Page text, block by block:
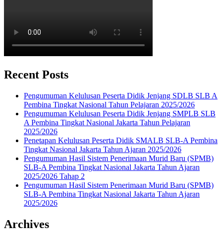
Recent Posts
Pengumuman Kelulusan Peserta Didik Jenjang SDLB SLB A
Pembina Tingkat Nasional Tahun Pelajaran 2025/2026
Pengumuman Kelulusan Peserta Didik Jenjang SMPLB SLB
A Pembina Tingkat Nasional Jakarta Tahun Pelajaran
2025/2026
Penetapan Kelulusan Peserta Didik SMALB SLB-A Pembina
Tingkat Nasional Jakarta Tahun Ajaran 2025/2026
Pengumuman Hasil Sistem Penerimaan Murid Baru (SPMB)
SLB-A Pembina Tingkat Nasional Jakarta Tahun Ajaran
2025/2026 Tahap 2
Pengumuman Hasil Sistem Penerimaan Murid Baru (SPMB)
SLB-A Pembina Tingkat Nasional Jakarta Tahun Ajaran
2025/2026
Archives